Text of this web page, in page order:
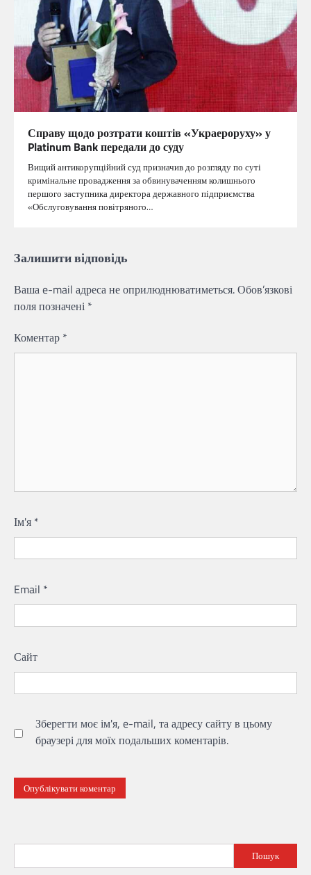
Справу щодо розтрати коштів «Украероруху» у
Platinum Bank передали до суду
Вищий антикорупційний суд призначив до розгляду по суті
кримінальне провадження за обвинуваченням колишнього
першого заступника директора державного підприємства
«Обслуговування повітряного…
Залишити відповідь
Ваша e-mail адреса не оприлюднюватиметься.Обов’язкові
поля позначені *
Коментар *
Ім'я *
Email *
Сайт
Зберегти моє ім'я, e-mail, та адресу сайту в цьому
браузері для моїх подальших коментарів.
Пошук